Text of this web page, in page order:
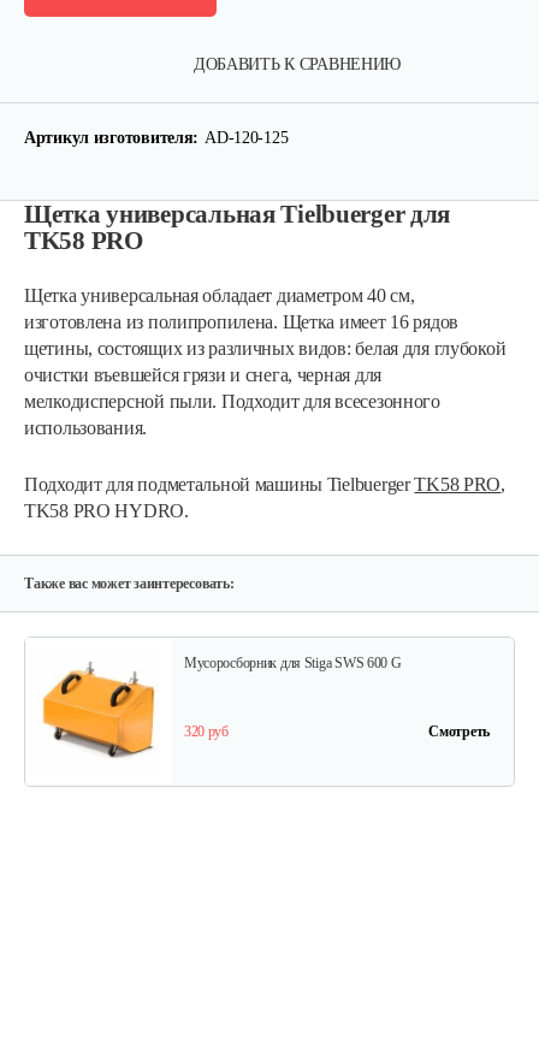
ДОБАВИТЬ К СРАВНЕНИЮ
Артикул изготовителя: AD-120-125
Щетка универсальная Tielbuerger для
TK58 PRO
Щетка универсальная обладает диаметром 40 см,
изготовлена из полипропилена. Щетка имеет 16 рядов
щетины, состоящих из различных видов: белая для глубокой
очистки въевшейся грязи и снега, черная для
мелкодисперсной пыли. Подходит для всесезонного
использования.
Подходит для подметальной машины TielbuergerTK58 PRO,
TK58 PRO HYDRO.
Также вас может заинтересовать:
Мусоросборник для Stiga SWS 600 G
320 руб Смотреть